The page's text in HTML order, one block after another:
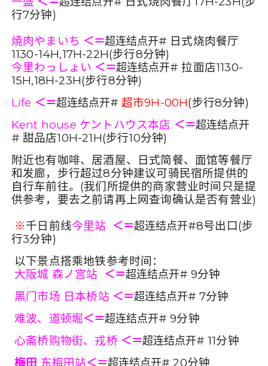
行7分钟)
焼肉やまいち ＜＝超连结点开# 日式烧肉餐厅
1130-14H,17H-22H(步行8分钟)
今里わっしょい ＜＝超连结点开# 拉面店1130-
15H,18H-23H(步行8分钟)
Life ＜＝超连结点开# 超市9H-00H(步行8分钟)
Kent house ケントハウス本店 ＜＝超连结点开
# 甜品店10H-21H(步行10分钟)
附近也有咖啡、居酒屋、日式简餐、面馆等餐厅
和发廊，步行超过8分钟建议可骑民宿所提供的
自行车前往。(我们所提供的商家营业时间只是提
供参考，要去之前请再上网查询确认是否有营业)
※千日前线今里站 ＜＝超连结点开#8号出口(步
行3分钟)
以下景点搭乘地铁参考时间：
大阪城 森ノ宫站 ＜＝超连结点开# 9分钟
黑门市场 日本桥站 ＜＝超连结点开# 7分钟
难波、道顿堀＜＝超连结点开#9分钟
心斋桥购物街、戎桥 ＜＝超连结点开# 11分钟
梅田 东梅田站＜＝超连结点开#20分钟